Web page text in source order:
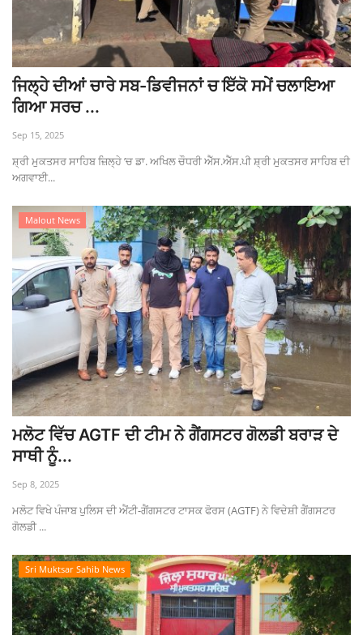
ਜਿਲ੍ਹੇ ਦੀਆਂ ਚਾਰੇ ਸਬ-ਡਿਵੀਜਨਾਂ ਚ ਇੱਕੋ ਸਮੇਂ ਚਲਾਇਆ
ਗਿਆ ਸਰਚ ...
Sep 15, 2025
ਸ਼੍ਰੀ ਮੁਕਤਸਰ ਸਾਹਿਬ ਜ਼ਿਲ੍ਹੇ ’ਚ ਡਾ. ਅਖਿਲ ਚੌਧਰੀ ਐੱਸ.ਐੱਸ.ਪੀ ਸ਼੍ਰੀ ਮੁਕਤਸਰ ਸਾਹਿਬ ਦੀ
ਅਗਵਾਈ...
Malout News
ਮਲੋਟ ਵਿੱਚ AGTF ਦੀ ਟੀਮ ਨੇ ਗੈਂਗਸਟਰ ਗੋਲਡੀ ਬਰਾੜ ਦੇ
ਸਾਥੀ ਨੂੰ...
Sep 8, 2025
ਮਲੋਟ ਵਿਖੇ ਪੰਜਾਬ ਪੁਲਿਸ ਦੀ ਐਂਟੀ-ਗੈਂਗਸਟਰ ਟਾਸਕ ਫੋਰਸ (AGTF) ਨੇ ਵਿਦੇਸ਼ੀ ਗੈਂਗਸਟਰ
ਗੋਲਡੀ ...
Sri Muktsar Sahib News